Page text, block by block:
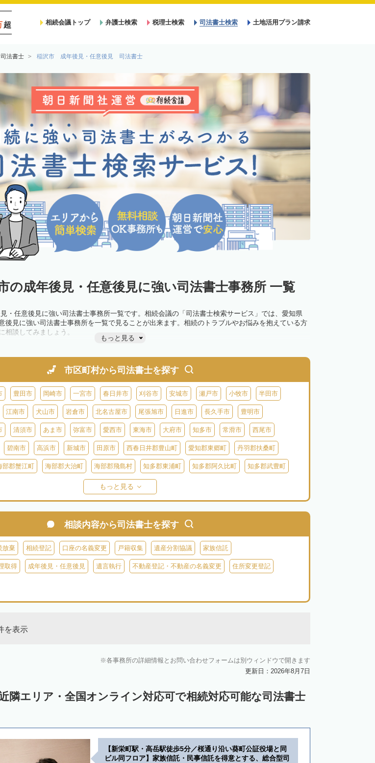
超 相続会議トップ 弁護士検索 税理士検索 司法書士検索 土地活用プラン請求
法書士 稲沢市 成年後見・任意後見 司法書士
の成年後見・任意後見に強い司法書士事務所 一覧
・任意後見に強い司法書士事務所一覧です。相続会議の「司法書士検索サービス」では、愛知県
後見に強い司法書士事務所を一覧で見ることが出来ます。相続のトラブルやお悩みを抱えている方
相談してみましょう。
もっと見る
市区町村から司法書士を探す
豊田市 岡崎市 一宮市 春日井市 刈谷市 安城市 瀬戸市 小牧市 半田市
江南市 犬山市 岩倉市 北名古屋市 尾張旭市 日進市 長久手市 豊明市
清須市 あま市 弥富市 愛西市 東海市 大府市 知多市 常滑市 西尾市
碧南市 高浜市 新城市 田原市 西春日井郡豊山町 愛知郡東郷町 丹羽郡扶桑町
部郡蟹江町 海部郡大治町 海部郡飛島村 知多郡東浦町 知多郡阿久比町 知多郡武豊町
北設楽郡設楽町
もっと見る
相談内容から司法書士を探す
放棄 相続登記 口座の名義変更 戸籍収集 遺産分割協議 家族信託
取得 成年後見・任意後見 遺言執行 不動産登記・不動産の名義変更 住所変更登記
を表示
各事務所の詳細情報とお問い合わせフォームは別ウィンドウで開きます
更新日：2026年8月7日
隣エリア・全国オンライン対応可で相続対応可能な司法書士
【新栄町駅・高岳駅徒歩5分／桜通り沿い葵町公証役場と同
ビル同フロア】家族信託・民事信託を得意とする、総合型司